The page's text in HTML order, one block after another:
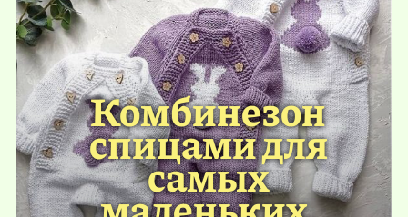
Комбинезон
спицами для
самых